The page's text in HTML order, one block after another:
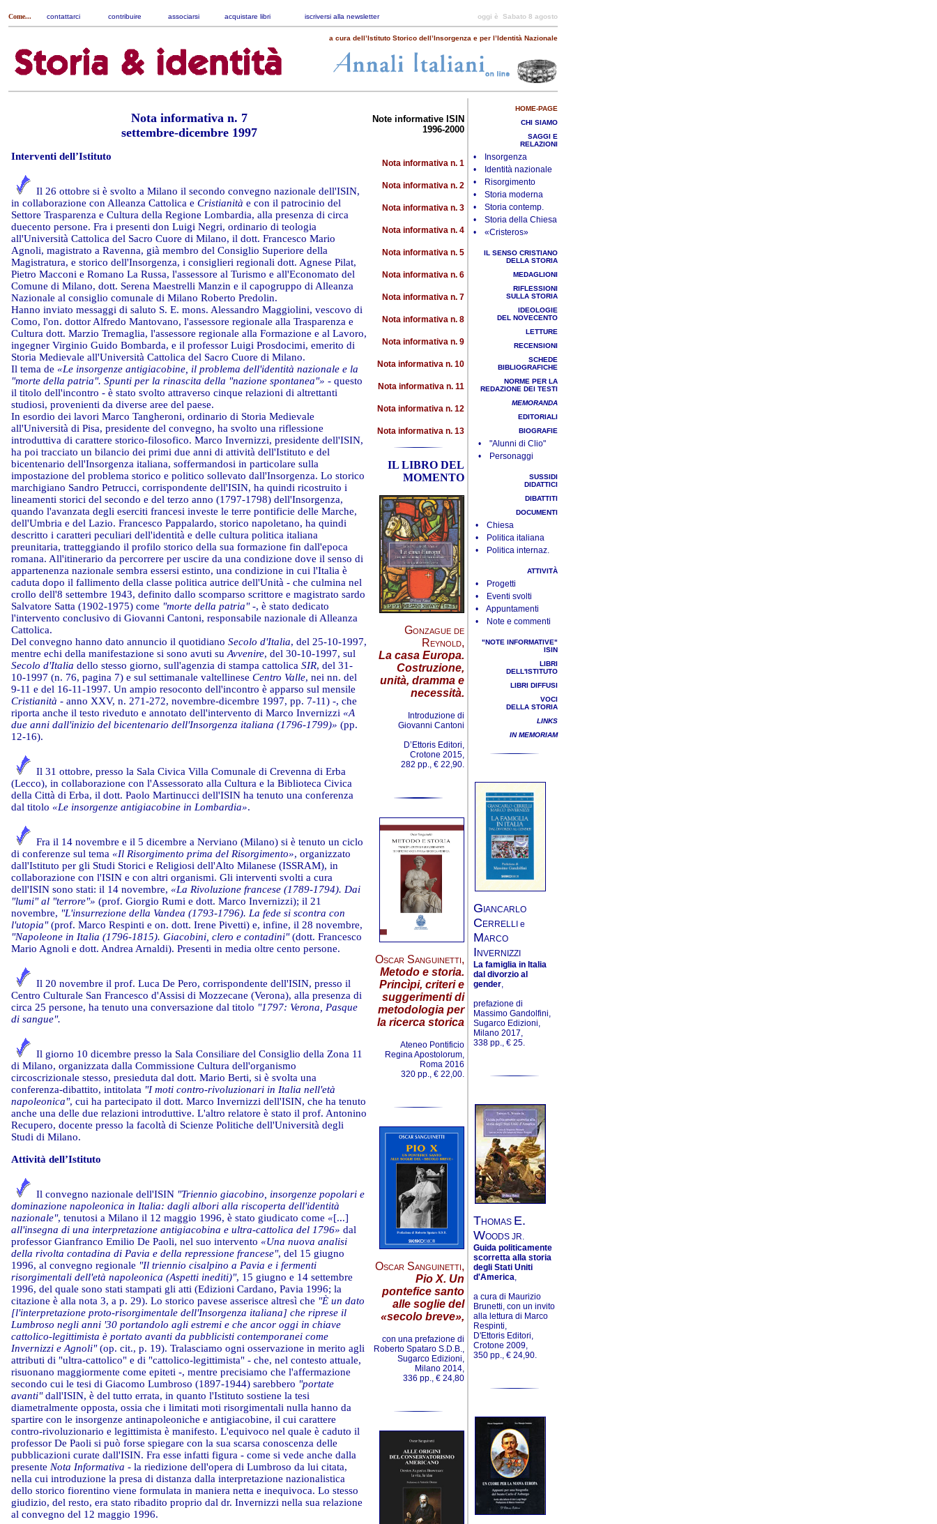
Come... contattarci contribuire associarsi acquistare libri iscriversi alla newsletter oggi è Sabato 8 agosto
a cura dell’Istituto Storico dell’Insorgenza e per l’Identità Nazionale
Nota informativa n. 7
settembre-dicembre 1997
Interventi dell’Istituto
Il 26 ottobre si è svolto a Milano il secondo convegno nazionale dell'ISIN,
in collaborazione con Alleanza Cattolica e Cristianità e con il patrocinio del
Settore Trasparenza e Cultura della Regione Lombardia, alla presenza di circa
duecento persone. Fra i presenti don Luigi Negri, ordinario di teologia
all'Università Cattolica del Sacro Cuore di Milano, il dott. Francesco Mario
Agnoli, magistrato a Ravenna, già membro del Consiglio Superiore della
Magistratura, e storico dell'Insorgenza, i consiglieri regionali dott. Agnese Pilat,
Pietro Macconi e Romano La Russa, l'assessore al Turismo e all'Economato del
Comune di Milano, dott. Serena Maestrelli Manzin e il capogruppo di Alleanza
Nazionale al consiglio comunale di Milano Roberto Predolin.
Hanno inviato messaggi di saluto S. E. mons. Alessandro Maggiolini, vescovo di
Como, l'on. dottor Alfredo Mantovano, l'assessore regionale alla Trasparenza e
Cultura dott. Marzio Tremaglia, l'assessore regionale alla Formazione e al Lavoro,
ingegner Virginio Guido Bombarda, e il professor Luigi Prosdocimi, emerito di
Storia Medievale all'Università Cattolica del Sacro Cuore di Milano.
Il tema de «Le insorgenze antigiacobine, il problema dell'identità nazionale e la
"morte della patria". Spunti per la rinascita della "nazione spontanea"» - questo
il titolo dell'incontro - è stato svolto attraverso cinque relazioni di altrettanti
studiosi, provenienti da diverse aree del paese.
In esordio dei lavori Marco Tangheroni, ordinario di Storia Medievale
all'Università di Pisa, presidente del convegno, ha svolto una riflessione
introduttiva di carattere storico-filosofico. Marco Invernizzi, presidente dell'ISIN,
ha poi tracciato un bilancio dei primi due anni di attività dell'Istituto e del
bicentenario dell'Insorgenza italiana, soffermandosi in particolare sulla
impostazione del problema storico e politico sollevato dall'Insorgenza. Lo storico
marchigiano Sandro Petrucci, corrispondente dell'ISIN, ha quindi ricostruito i
lineamenti storici del secondo e del terzo anno (1797-1798) dell'Insorgenza,
quando l'avanzata degli eserciti francesi investe le terre pontificie delle Marche,
dell'Umbria e del Lazio. Francesco Pappalardo, storico napoletano, ha quindi
descritto i caratteri peculiari dell'identità e delle cultura politica italiana
preunitaria, tratteggiando il profilo storico della sua formazione fin dall'epoca
romana. All'itinerario da percorrere per uscire da una condizione dove il senso di
appartenenza nazionale sembra essersi estinto, una condizione in cui l'Italia è
caduta dopo il fallimento della classe politica autrice dell'Unità - che culmina nel
crollo dell'8 settembre 1943, definito dallo scomparso scrittore e magistrato sardo
Salvatore Satta (1902-1975) come "morte della patria"-, è stato dedicato
l'intervento conclusivo di Giovanni Cantoni, responsabile nazionale di Alleanza
Cattolica.
Del convegno hanno dato annuncio il quotidiano Secolo d'Italia, del 25-10-1997,
mentre echi della manifestazione si sono avuti su Avvenire, del 30-10-1997, sul
Secolo d'Italia dello stesso giorno, sull'agenzia di stampa cattolica SIR, del 31-
10-1997 (n. 76, pagina 7) e sul settimanale valtellinese Centro Valle, nei nn. del
9-11 e del 16-11-1997. Un ampio resoconto dell'incontro è apparso sul mensile
Cristianità - anno XXV, n. 271-272, novembre-dicembre 1997, pp. 7-11) -, che
riporta anche il testo riveduto e annotato dell'intervento di Marco Invernizzi «A
due anni dall'inizio del bicentenario dell'Insorgenza italiana (1796-1799)» (pp.
12-16).
Il 31 ottobre, presso la Sala Civica Villa Comunale di Crevenna di Erba
(Lecco), in collaborazione con l'Assessorato alla Cultura e la Biblioteca Civica
della Città di Erba, il dott. Paolo Martinucci dell'ISIN ha tenuto una conferenza
dal titolo «Le insorgenze antigiacobine in Lombardia».
Fra il 14 novembre e il 5 dicembre a Nerviano (Milano) si è tenuto un ciclo
di conferenze sul tema «Il Risorgimento prima del Risorgimento», organizzato
dall'Istituto per gli Studi Storici e Religiosi dell'Alto Milanese (ISSRAM), in
collaborazione con l'ISIN e con altri organismi. Gli interventi svolti a cura
dell'ISIN sono stati: il 14 novembre, «La Rivoluzione francese (1789-1794). Dai
"lumi" al "terrore"» (prof. Giorgio Rumi e dott. Marco Invernizzi); il 21
novembre, "L'insurrezione della Vandea (1793-1796). La fede si scontra con
l'utopia"(prof. Marco Respinti e on. dott. Irene Pivetti) e, infine, il 28 novembre,
"Napoleone in Italia (1796-1815). Giacobini, clero e contadini"(dott. Francesco
Mario Agnoli e dott. Andrea Arnaldi). Presenti in media oltre cento persone.
Il 20 novembre il prof. Luca De Pero, corrispondente dell'ISIN, presso il
Centro Culturale San Francesco d'Assisi di Mozzecane (Verona), alla presenza di
circa 25 persone, ha tenuto una conversazione dal titolo "1797: Verona, Pasque
di sangue".
Il giorno 10 dicembre presso la Sala Consiliare del Consiglio della Zona 11
di Milano, organizzata dalla Commissione Cultura dell'organismo
circoscrizionale stesso, presieduta dal dott. Mario Berti, si è svolta una
conferenza-dibattito, intitolata "I moti contro-rivoluzionari in Italia nell'età
napoleonica", cui ha partecipato il dott. Marco Invernizzi dell'ISIN, che ha tenuto
anche una delle due relazioni introduttive. L'altro relatore è stato il prof. Antonino
Recupero, docente presso la facoltà di Scienze Politiche dell'Università degli
Studi di Milano.
Attività dell’Istituto
Il convegno nazionale dell'ISIN "Triennio giacobino, insorgenze popolari e
dominazione napoleonica in Italia: dagli albori alla riscoperta dell'identità
nazionale", tenutosi a Milano il 12 maggio 1996, è stato giudicato come «[...]
all'insegna di una interpretazione antigiacobina e ultra-cattolica del 1796» dal
professor Gianfranco Emilio De Paoli, nel suo intervento «Una nuova analisi
della rivolta contadina di Pavia e della repressione francese", del 15 giugno
1996, al convegno regionale "Il triennio cisalpino a Pavia e i fermenti
risorgimentali dell'età napoleonica (Aspetti inediti)", 15 giugno e 14 settembre
1996, del quale sono stati stampati gli atti (Edizioni Cardano, Pavia 1996; la
citazione è alla nota 3, a p. 29). Lo storico pavese asserisce altresì che "È un dato
[l'interpretazione proto-risorgimentale dell'Insorgenza italiana] che riprese il
Lumbroso negli anni '30 portandolo agli estremi e che ancor oggi in chiave
cattolico-legittimista è portato avanti da pubblicisti contemporanei come
Invernizzi e Agnoli"(op. cit., p. 19). Tralasciamo ogni osservazione in merito agli
attributi di "ultra-cattolico" e di "cattolico-legittimista" - che, nel contesto attuale,
risuonano maggiormente come epiteti -, mentre precisiamo che l'affermazione
secondo cui le tesi di Giacomo Lumbroso (1897-1944) sarebbero "portate
avanti"dall'ISIN, è del tutto errata, in quanto l'Istituto sostiene la tesi
diametralmente opposta, ossia che i limitati moti risorgimentali nulla hanno da
spartire con le insorgenze antinapoleoniche e antigiacobine, il cui carattere
contro-rivoluzionario e legittimista è manifesto. L'equivoco nel quale è caduto il
professor De Paoli si può forse spiegare con la sua scarsa conoscenza delle
pubblicazioni curate dall'ISIN. Fra esse infatti figura - come si vede anche dalla
presente Nota Informativa - la riedizione dell'opera di Lumbroso da lui citata,
nella cui introduzione la presa di distanza dalla interpretazione nazionalistica
dello storico fiorentino viene formulata in maniera netta e inequivoca. Lo stesso
giudizio, del resto, era stato ribadito proprio dal dr. Invernizzi nella sua relazione
al convegno del 12 maggio 1996.
Note informative ISIN
1996-2000
Nota informativa n. 1
Nota informativa n. 2
Nota informativa n. 3
Nota informativa n. 4
Nota informativa n. 5
Nota informativa n. 6
Nota informativa n. 7
Nota informativa n. 8
Nota informativa n. 9
Nota informativa n. 10
Nota informativa n. 11
Nota informativa n. 12
Nota informativa n. 13
IL LIBRO DEL
MOMENTO
Gonzague de
Reynold,
La casa Europa.
Costruzione,
unità, dramma e
necessità.
Introduzione di
Giovanni Cantoni
D’Ettoris Editori,
Crotone 2015,
282 pp., € 22,90.
Oscar Sanguinetti,
Metodo e storia.
Princìpi, criteri e
suggerimenti di
metodologia per
la ricerca storica
Ateneo Pontificio
Regina Apostolorum,
Roma 2016
320 pp., € 22,00.
Oscar Sanguinetti,
Pio X. Un
pontefice santo
alle soglie del
«secolo breve»,
con una prefazione di
Roberto Spataro S.D.B.,
Sugarco Edizioni,
Milano 2014,
336 pp., € 24,80
HOME-PAGE
CHI SIAMO
SAGGI E
RELAZIONI
• Insorgenza
• Identità nazionale
• Risorgimento
• Storia moderna
• Storia contemp.
• Storia della Chiesa
• «Cristeros»
IL SENSO CRISTIANO
DELLA STORIA
MEDAGLIONI
RIFLESSIONI
SULLA STORIA
IDEOLOGIE
DEL NOVECENTO
LETTURE
RECENSIONI
SCHEDE
BIBLIOGRAFICHE
NORME PER LA
REDAZIONE DEI TESTI
MEMORANDA
EDITORIALI
BIOGRAFIE
• "Alunni di Clio"
• Personaggi
SUSSIDI
DIDATTICI
DIBATTITI
DOCUMENTI
• Chiesa
• Politica italiana
• Politica internaz.
ATTIVITÀ
• Progetti
• Eventi svolti
• Appuntamenti
• Note e commenti
"NOTE INFORMATIVE"
ISIN
LIBRI
DELL'ISTITUTO
LIBRI DIFFUSI
VOCI
DELLA STORIA
LINKS
IN MEMORIAM
GIANCARLO
CERRELLI e
MARCO
INVERNIZZI
La famiglia in Italia
dal divorzio al
gender
prefazione di
Massimo Gandolfini,
Sugarco Edizioni,
Milano 2017,
338 pp., € 25.
THOMAS E.
WOODS JR.
Guida politicamente
scorretta alla storia
degli Stati Uniti
d'America,
a cura di Maurizio
Brunetti, con un invito
alla lettura di Marco
Respinti,
D'Ettoris Editori,
Crotone 2009,
350 pp., € 24,90.